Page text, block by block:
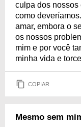
culpa dos nossos
como
amar, embora o
os nossos
mim e por você
minha vida e
COPIAR
Mesmo sem